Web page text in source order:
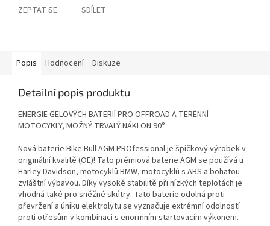
ZEPTAT SE SDÍLET
Popis Hodnocení Diskuze
Detailní popis produktu
ENERGIE GELOVÝCH BATERIÍ PRO OFFROAD A TERÉNNÍ
MOTOCYKLY, MOŽNÝ TRVALÝ NÁKLON 90°.
Nová baterie Bike Bull AGM PROfessional je špičkový výrobek v
originální kvalitě (OE)! Tato prémiová baterie AGM se používá u
Harley Davidson, motocyklů BMW, motocyklů s ABS a bohatou
zvláštní výbavou. Díky vysoké stabilitě při nízkých teplotách je
vhodná také pro sněžné skútry. Tato baterie odolná proti
převržení a úniku elektrolytu se vyznačuje extrémní odolností
proti otřesům v kombinaci s enormním startovacím výkonem.